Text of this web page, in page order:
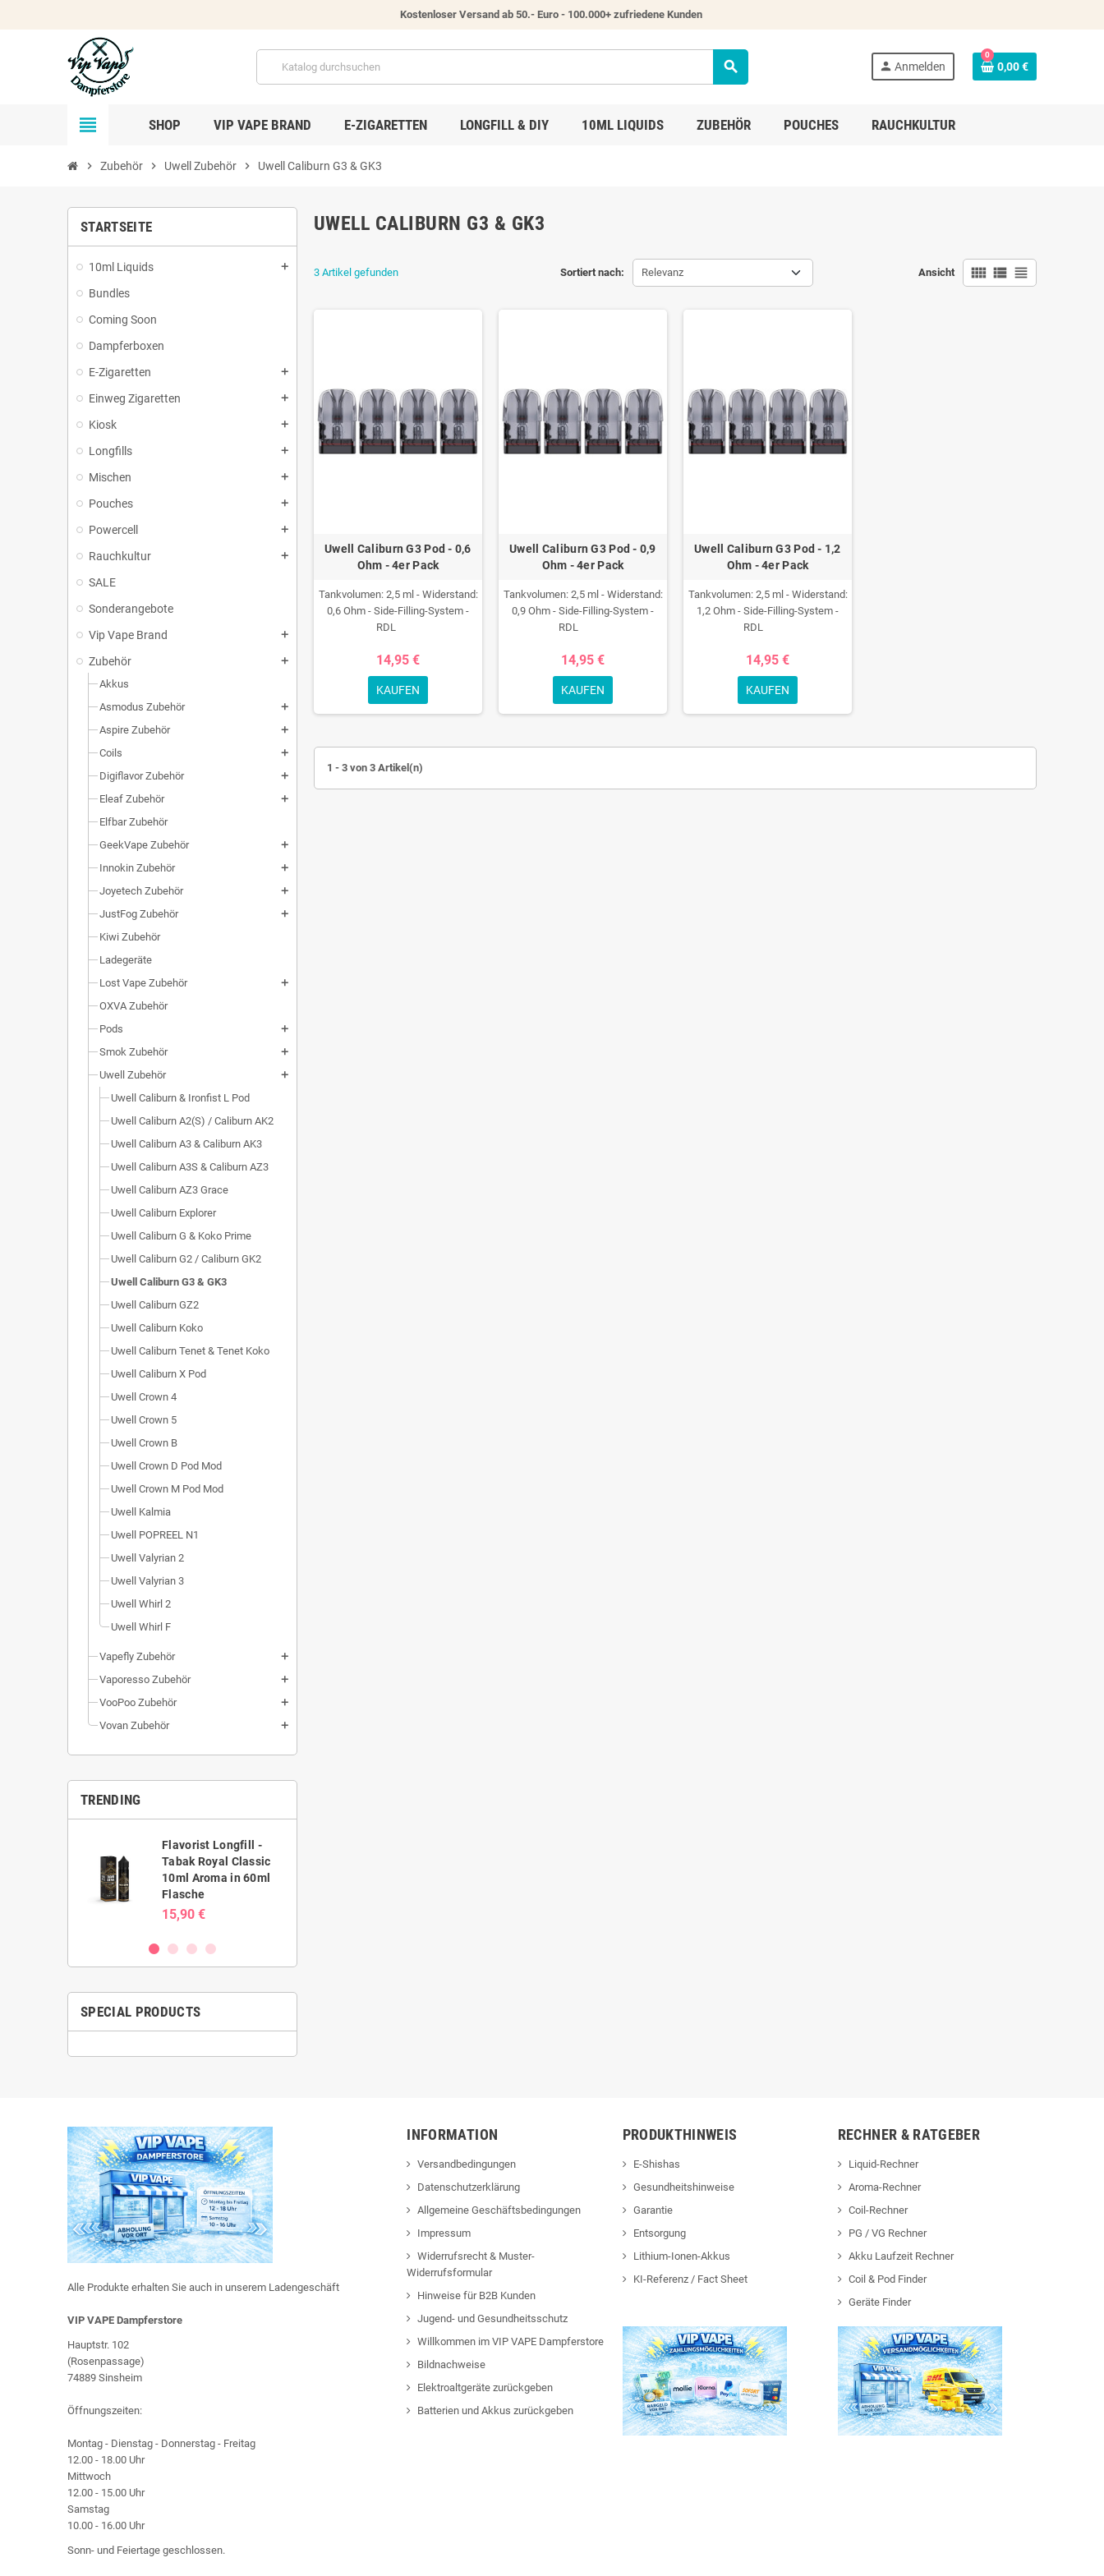
Kostenloser Versand ab 50.- Euro - 100.000+ zufriedene Kunden
search person Anmelden
0
0,00 €
view_headline SHOP VIP VAPE BRAND E-ZIGARETTEN LONGFILL & DIY 10ML LIQUIDS ZUBEHÖR POUCHES RAUCHKULTUR
chevron_right Zubehör chevron_right Uwell Zubehör chevron_right Uwell Caliburn G3 & GK3
STARTSEITE
10ml Liquids add
Bundles
Coming Soon
Dampferboxen
E-Zigaretten
add
Einweg Zigaretten add
Kiosk add
Longfills add
Mischen add
Pouches add
Powercell add
Rauchkultur add
SALE
Sonderangebote
Vip Vape Brand
add
Zubehör add
Akkus
Asmodus Zubehör
add
Aspire Zubehör add
Coils add
Digiflavor Zubehör add
Eleaf Zubehör add
Elfbar Zubehör
GeekVape Zubehör
add
Innokin Zubehör add
Joyetech Zubehör add
JustFog Zubehör add
Kiwi Zubehör
Ladegeräte
Lost Vape Zubehör
add
OXVA Zubehör
Pods
add
Smok Zubehör add
Uwell Zubehör add
Uwell Caliburn & Ironfist L Pod
Uwell Caliburn A2(S) / Caliburn AK2
Uwell Caliburn A3 & Caliburn AK3
Uwell Caliburn A3S & Caliburn AZ3
Uwell Caliburn AZ3 Grace
Uwell Caliburn Explorer
Uwell Caliburn G & Koko Prime
Uwell Caliburn G2 / Caliburn GK2
Uwell Caliburn G3 & GK3
Uwell Caliburn GZ2
Uwell Caliburn Koko
Uwell Caliburn Tenet & Tenet Koko
Uwell Caliburn X Pod
Uwell Crown 4
Uwell Crown 5
Uwell Crown B
Uwell Crown D Pod Mod
Uwell Crown M Pod Mod
Uwell Kalmia
Uwell POPREEL N1
Uwell Valyrian 2
Uwell Valyrian 3
Uwell Whirl 2
Uwell Whirl F
Vapefly Zubehör add
Vaporesso Zubehör add
VooPoo Zubehör add
Vovan Zubehör add
TRENDING
Flavorist Longfill -
Tabak Royal Classic
10ml Aroma in 60ml
Flasche
15,90 €
SPECIAL PRODUCTS
UWELL CALIBURN G3 & GK3
Sortiert nach: Relevanz Ansicht view_comfy view_list view_headline
3 Artikel gefunden
Uwell Caliburn G3 Pod - 0,6
Ohm - 4er Pack
Tankvolumen: 2,5 ml - Widerstand:
0,6 Ohm - Side-Filling-System -
RDL
14,95 €
KAUFEN
Uwell Caliburn G3 Pod - 0,9
Ohm - 4er Pack
Tankvolumen: 2,5 ml - Widerstand:
0,9 Ohm - Side-Filling-System -
RDL
14,95 €
KAUFEN
Uwell Caliburn G3 Pod - 1,2
Ohm - 4er Pack
Tankvolumen: 2,5 ml - Widerstand:
1,2 Ohm - Side-Filling-System -
RDL
14,95 €
KAUFEN
1 - 3 von 3 Artikel(n)
Alle Produkte erhalten Sie auch in unserem Ladengeschäft
VIP VAPE Dampferstore
Hauptstr. 102
(Rosenpassage)
74889 Sinsheim
Öffnungszeiten:
Montag - Dienstag - Donnerstag - Freitag
12.00 - 18.00 Uhr
Mittwoch
12.00 - 15.00 Uhr
Samstag
10.00 - 16.00 Uhr
Sonn- und Feiertage geschlossen.
INFORMATION
Versandbedingungen
Datenschutzerklärung
Allgemeine Geschäftsbedingungen
Impressum
Widerrufsrecht & Muster-
Widerrufsformular
Hinweise für B2B Kunden
Jugend- und Gesundheitsschutz
Willkommen im VIP VAPE Dampferstore
Bildnachweise
Elektroaltgeräte zurückgeben
Batterien und Akkus zurückgeben
PRODUKTHINWEIS
E-Shishas
Gesundheitshinweise
Garantie
Entsorgung
Lithium-Ionen-Akkus
KI-Referenz / Fact Sheet
RECHNER & RATGEBER
Liquid-Rechner
Aroma-Rechner
Coil-Rechner
PG / VG Rechner
Akku Laufzeit Rechner
Coil & Pod Finder
Geräte Finder